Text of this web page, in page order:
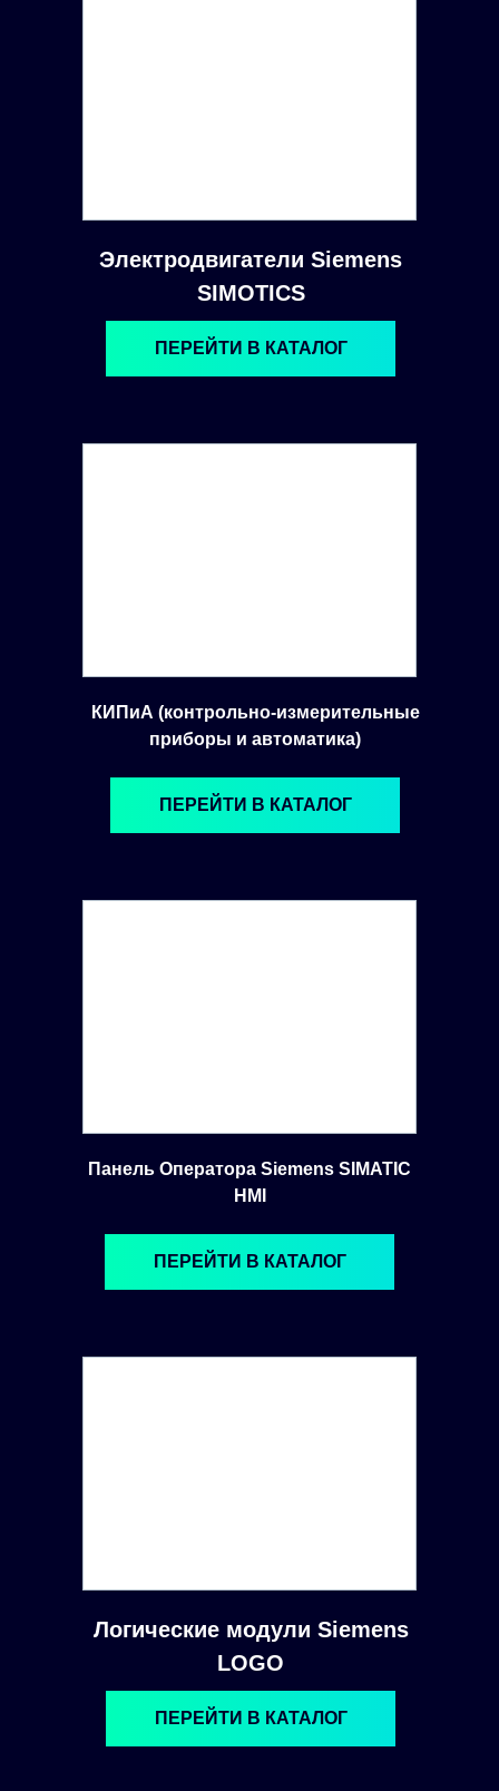
Электродвигатели Siemens
SIMOTICS
ПЕРЕЙТИ В КАТАЛОГ
КИПиА (контрольно-измерительные
приборы и автоматика)
Панель Оператора Siemens SIMATIC
HMI
Логические модули Siemens
LOGO
ПЕРЕЙТИ В КАТАЛОГ
ПЕРЕЙТИ В КАТАЛОГ
ПЕРЕЙТИ В КАТАЛОГ